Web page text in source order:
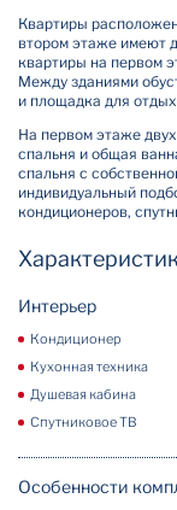
Квартиры
втором этаже имеют
квартиры на первом
Между зданиями
и площадка для
На первом этаже
спальня и общая
спальня с
индивидуальный
кондиционеров,
Интерьер
Кондиционер
Кухонная техника
Душевая кабина
Спутниковое ТВ
Особенности